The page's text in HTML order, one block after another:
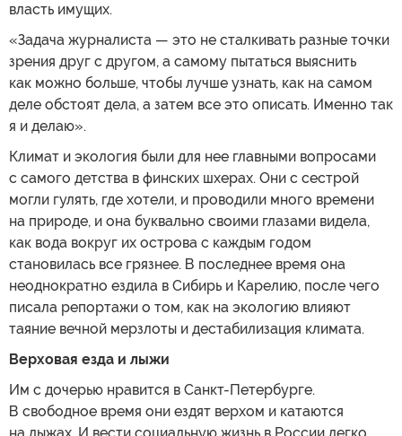
власть имущих.
«Задача журналиста — это не сталкивать разные точки
зрения друг с другом, а самому пытаться выяснить
как можно больше, чтобы лучше узнать, как на самом
деле обстоят дела, а затем все это описать. Именно так
я и делаю».
Климат и экология были для нее главными вопросами
с самого детства в финских шхерах. Они с сестрой
могли гулять, где хотели, и проводили много времени
на природе, и она буквально своими глазами видела,
как вода вокруг их острова с каждым годом
становилась все грязнее. В последнее время она
неоднократно ездила в Сибирь и Карелию, после чего
писала репортажи о том, как на экологию влияют
таяние вечной мерзлоты и дестабилизация климата.
Верховая езда и лыжи
Им с дочерью нравится в Санкт-Петербурге.
В свободное время они ездят верхом и катаются